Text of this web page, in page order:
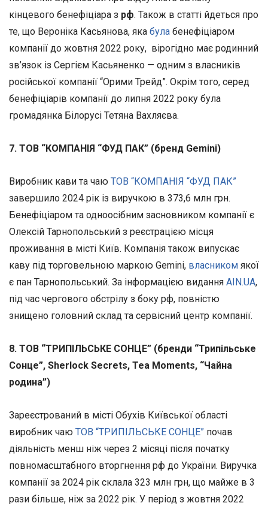
кінцевого бенефіціара з рф. Також в статті йдеться про
те, що Вероніка Касьянова, яка була бенефіціаром
компанії до жовтня 2022 року, вірогідно має родинний
зв’язок із Сергієм Касьяненко — одним з власників
російської компанії “Орими Трейд”. Окрім того, серед
бенефіціарів компанії до липня 2022 року була
громадянка Білорусі Тетяна Вахляєва.
7. ТОВ “КОМПАНІЯ “ФУД ПАК” (бренд Gemini)
Виробник кави та чаю ТОВ “КОМПАНІЯ “ФУД ПАК”
завершило 2024 рік із виручкою в 373,6 млн грн.
Бенефіціаром та одноосібним засновником компанії є
Олексій Тарнопольський з реєстрацією місця
проживання в місті Київ. Компанія також випускає
каву під торговельною маркою Gemini, власником якої
є пан Тарнопольський. За інформацією видання AIN.UA,
під час чергового обстрілу з боку рф, повністю
знищено головний склад та сервісний центр компанії.
8. ТОВ “ТРИПІЛЬСЬКЕ СОНЦЕ” (бренди “Трипільське
Сонце”, Sherlock Secrets, Tea Moments, “Чайна
родина”)
Зареєстрований в місті Обухів Київської області
виробник чаю ТОВ “ТРИПІЛЬСЬКЕ СОНЦЕ” почав
діяльність менш ніж через 2 місяці після початку
повномасштабного вторгнення рф до України. Виручка
компанії за 2024 рік склала 323 млн грн, що майже в 3
рази більше, ніж за 2022 рік. У період з жовтня 2022